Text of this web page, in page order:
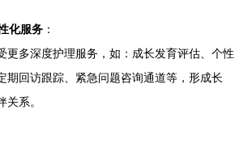
化服务 ：
更多深度护理服务，如：成长发育评估、个性
期回访跟踪、紧急问题咨询通道等，形成长
系。